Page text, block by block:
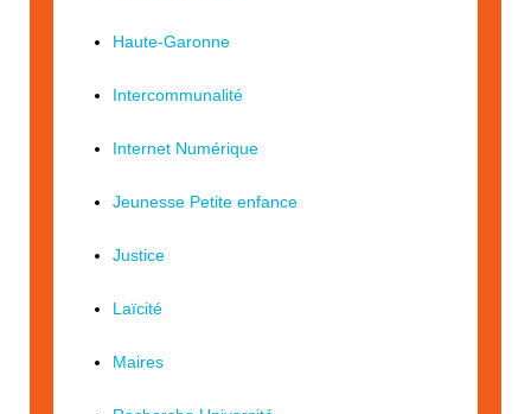
Haute-Garonne
Intercommunalité
Internet Numérique
Jeunesse Petite enfance
Justice
Laïcité
Maires